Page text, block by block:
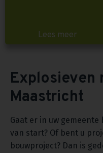
Lees meer
Explosieven
Maastricht
Gaat er in uw
van start? Of bent u
bouwproject? Dan is